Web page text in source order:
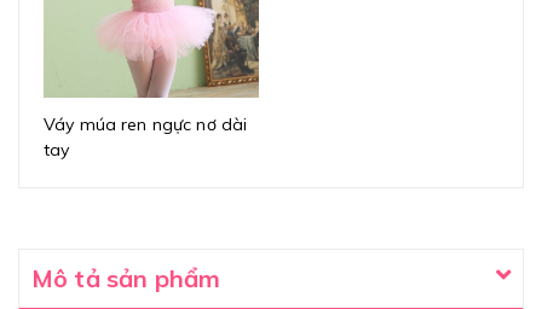
Váy múa ren ngực nơ dài
tay
Mô tả sản phẩm